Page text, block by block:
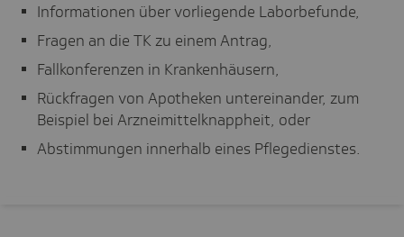
Informationen über vorliegende Laborbefunde,
Fragen an die TK zu einem Antrag,
Fallkonferenzen in Krankenhäusern,
Rückfragen von Apotheken untereinander, zum
Beispiel bei Arzneimittelknappheit, oder
Abstimmungen innerhalb eines Pflegedienstes.